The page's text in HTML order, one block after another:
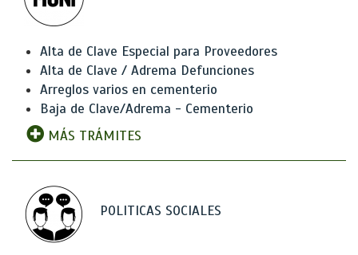
Alta de Clave Especial para Proveedores
Alta de Clave / Adrema Defunciones
Arreglos varios en cementerio
Baja de Clave/Adrema - Cementerio
MÁS TRÁMITES
POLITICAS SOCIALES